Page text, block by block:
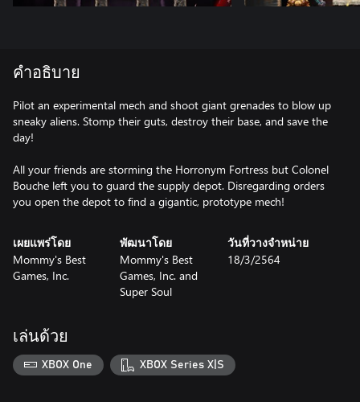
คำอธิบาย
Pilot an experimental mech and shoot giant grenades to blow up
sneaky aliens. Stomp their guts, destroy their base, and save the
day!
All your friends are storming the Horronym Fortress but Colonel
Bouche left you to guard the supply depot. Disregarding orders
เผยแพร่โดย
Mommy's Best
Games, Inc.
พัฒนาโดย
Mommy's Best
Games, Inc. and
Super Soul
วันที่วางจำหน่าย
18/3/2564
เล่นด้วย
XBOX One XBOX Series X|S